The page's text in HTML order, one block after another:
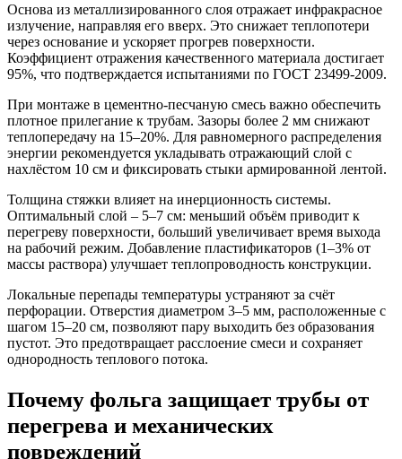
Основа из металлизированного слоя отражает инфракрасное
излучение, направляя его вверх. Это снижает теплопотери
через основание и ускоряет прогрев поверхности.
Коэффициент отражения качественного материала достигает
95%, что подтверждается испытаниями по ГОСТ 23499-2009.
При монтаже в цементно-песчаную смесь важно обеспечить
плотное прилегание к трубам. Зазоры более 2 мм снижают
теплопередачу на 15–20%. Для равномерного распределения
энергии рекомендуется укладывать отражающий слой с
нахлёстом 10 см и фиксировать стыки армированной лентой.
Толщина стяжки влияет на инерционность системы.
Оптимальный слой – 5–7 см: меньший объём приводит к
перегреву поверхности, больший увеличивает время выхода
на рабочий режим. Добавление пластификаторов (1–3% от
массы раствора) улучшает теплопроводность конструкции.
Локальные перепады температуры устраняют за счёт
перфорации. Отверстия диаметром 3–5 мм, расположенные с
шагом 15–20 см, позволяют пару выходить без образования
пустот. Это предотвращает расслоение смеси и сохраняет
однородность теплового потока.
Почему фольга защищает трубы от
перегрева и механических
повреждений